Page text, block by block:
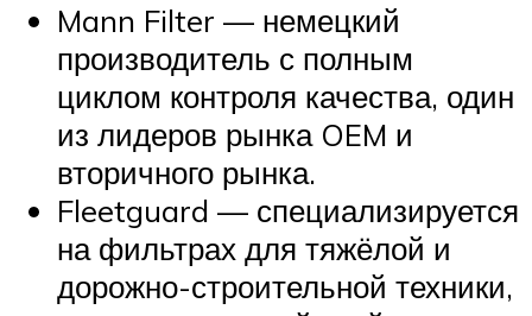
Mann Filter — немецкий
производитель с полным
циклом контроля качества, один
из лидеров рынка OEM и
вторичного рынка.
Fleetguard — специализируется
на фильтрах для тяжёлой и
дорожно-строительной техники,